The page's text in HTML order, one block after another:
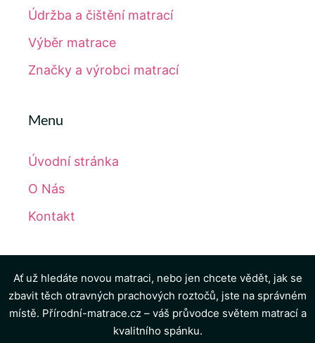
Údržba a čištění matrací
Výběr matrace
Značky a výrobci matrací
Menu
Úvodní stránka
O Nás
Kontakt
Ať už hledáte novou matraci, nebo jen chcete vědět, jak se
zbavit těch otravných prachových roztočů, jste na správném
místě. Přírodní-matrace.cz – váš průvodce světem matrací a
kvalitního spánku.